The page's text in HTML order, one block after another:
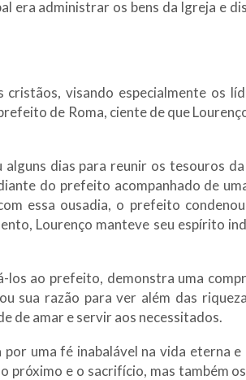
era administrar os bens da Igreja e
visando especialmente os
de Roma, ciente de que
dias para reunir os tesouros
do prefeito acompanhado de
essa ousadia, o prefeito
Lourenço manteve seu espírito
ao prefeito, demonstra uma
sua razão para ver além das
de amar e servir aos necessitados.
uma fé inabalável na vida eterna e
e o sacrifício, mas também